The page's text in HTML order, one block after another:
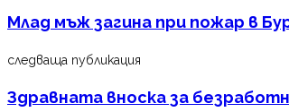
Млад мъж загина при пожар в
следваща публикация
Здравната вноска за